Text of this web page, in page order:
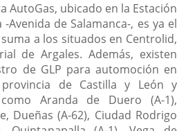
AutoGas, ubicado en la Estación
Avenida de Salamanca-, es ya el
a los situados en Centrolid,
de Argales. Además, existen
de GLP para automoción en
de Castilla y León y
Aranda de Duero (A-1),
Dueñas (A-62), Ciudad Rodrigo